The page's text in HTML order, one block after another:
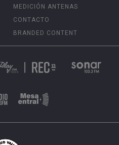
MEDICIÓN ANTENAS
CONTACTO
BRANDED CONTENT